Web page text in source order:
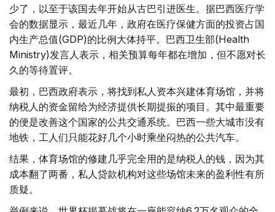
少了，以至于该国去年开始从古巴引进医生。据巴西医疗学
会的数据显示，最近几年，政府在医疗保健方面的投资占国
内生产总值(GDP)的比例大体持平。巴西卫生部(Health
Ministry)发言人表示，相关预算每年都在增加，但不愿对长
久的等待置评。
最初，巴西政府表示，将找到私人资本兴建体育场馆，并将
纳税人的资金留给为经济提供长期提振的项目。其中最重要
的便是改善这个国家的公共交通系统。巴西一些大城市没有
地铁，工人们只能花好几个小时乘坐闷热的公共汽车。
结果，体育场馆的修建几乎完全用的是纳税人的钱，因为其
成本翻了两番，私人贷款机构对这些场馆未来的盈利性有所
质疑。